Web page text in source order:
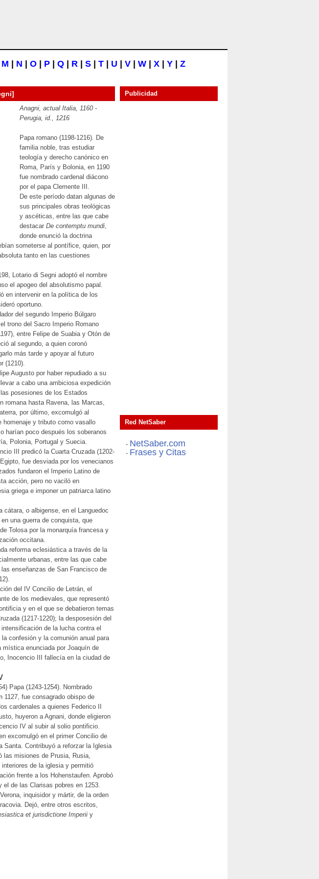
M N O P Q R S T U V W X Y Z
Anagni, actual Italia, 1160 -
Perugia, id., 1216
Papa romano (1198-1216). De
familia noble, tras estudiar
teología y derecho canónico en
Roma, París y Bolonia, en 1190
fue nombrado cardenal diácono
por el papa Clemente III.
De este período datan algunas de
sus principales obras teológicas
y ascéticas, entre las que cabe
destacar De contemptu mundi,
donde enunció la doctrina
someterse al pontífice, quien, por
tanto en las cuestiones
Lotario di Segni adoptó el nombre
el apogeo del absolutismo papal.
en intervenir en la política de los
oportuno.
del segundo Imperio Búlgaro
trono del Sacro Imperio Romano
entre Felipe de Suabia y Otón de
al segundo, a quien coronó
más tarde y apoyar al futuro
(1210).
Augusto por haber repudiado a su
a cabo una ambiciosa expedición
posesiones de los Estados
romana hasta Ravena, las Marcas,
por último, excomulgó al
homenaje y tributo como vasallo
harían poco después los soberanos
Polonia, Portugal y Suecia.
III predicó la Cuarta Cruzada (1202-
fue desviada por los venecianos
fundaron el Imperio Latino de
acción, pero no vaciló en
griega e imponer un patriarca latino
o albigense, en el Languedoc
una guerra de conquista, que
Tolosa por la monarquía francesa y
occitana.
reforma eclesiástica a través de la
urbanas, entre las que cabe
enseñanzas de San Francisco de
del IV Concilio de Letrán, el
de los medievales, que representó
y en el que se debatieron temas
(1217-1220); la desposesión del
de la lucha contra el
confesión y la comunión anual para
enunciada por Joaquín de
Inocencio III fallecía en la ciudad de
Papa (1243-1254). Nombrado
1127, fue consagrado obispo de
cardenales a quienes Federico II
huyeron a Agnani, donde eligieron
IV al subir al solio pontificio.
excomulgó en el primer Concilio de
Santa. Contribuyó a reforzar la Iglesia
las misiones de Prusia, Rusia,
de la iglesia y permitió
frente a los Hohenstaufen. Aprobó
de las Clarisas pobres en 1253.
inquisidor y mártir, de la orden
Dejó, entre otros escritos,
et jurisdictione Imperii y
Publicidad
Red NetSaber
- NetSaber.com
- Frases y Citas